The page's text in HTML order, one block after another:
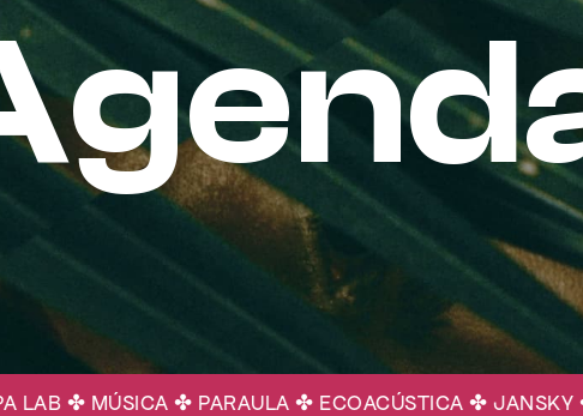
MÚSICA ✤ PARAULA ✤ ECOACÚSTICA ✤ JANSKY ✤